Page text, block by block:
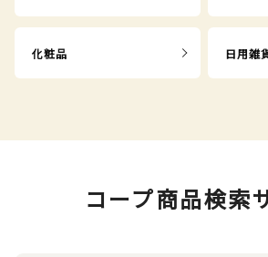
化粧品 日用雑
コープ商品検索